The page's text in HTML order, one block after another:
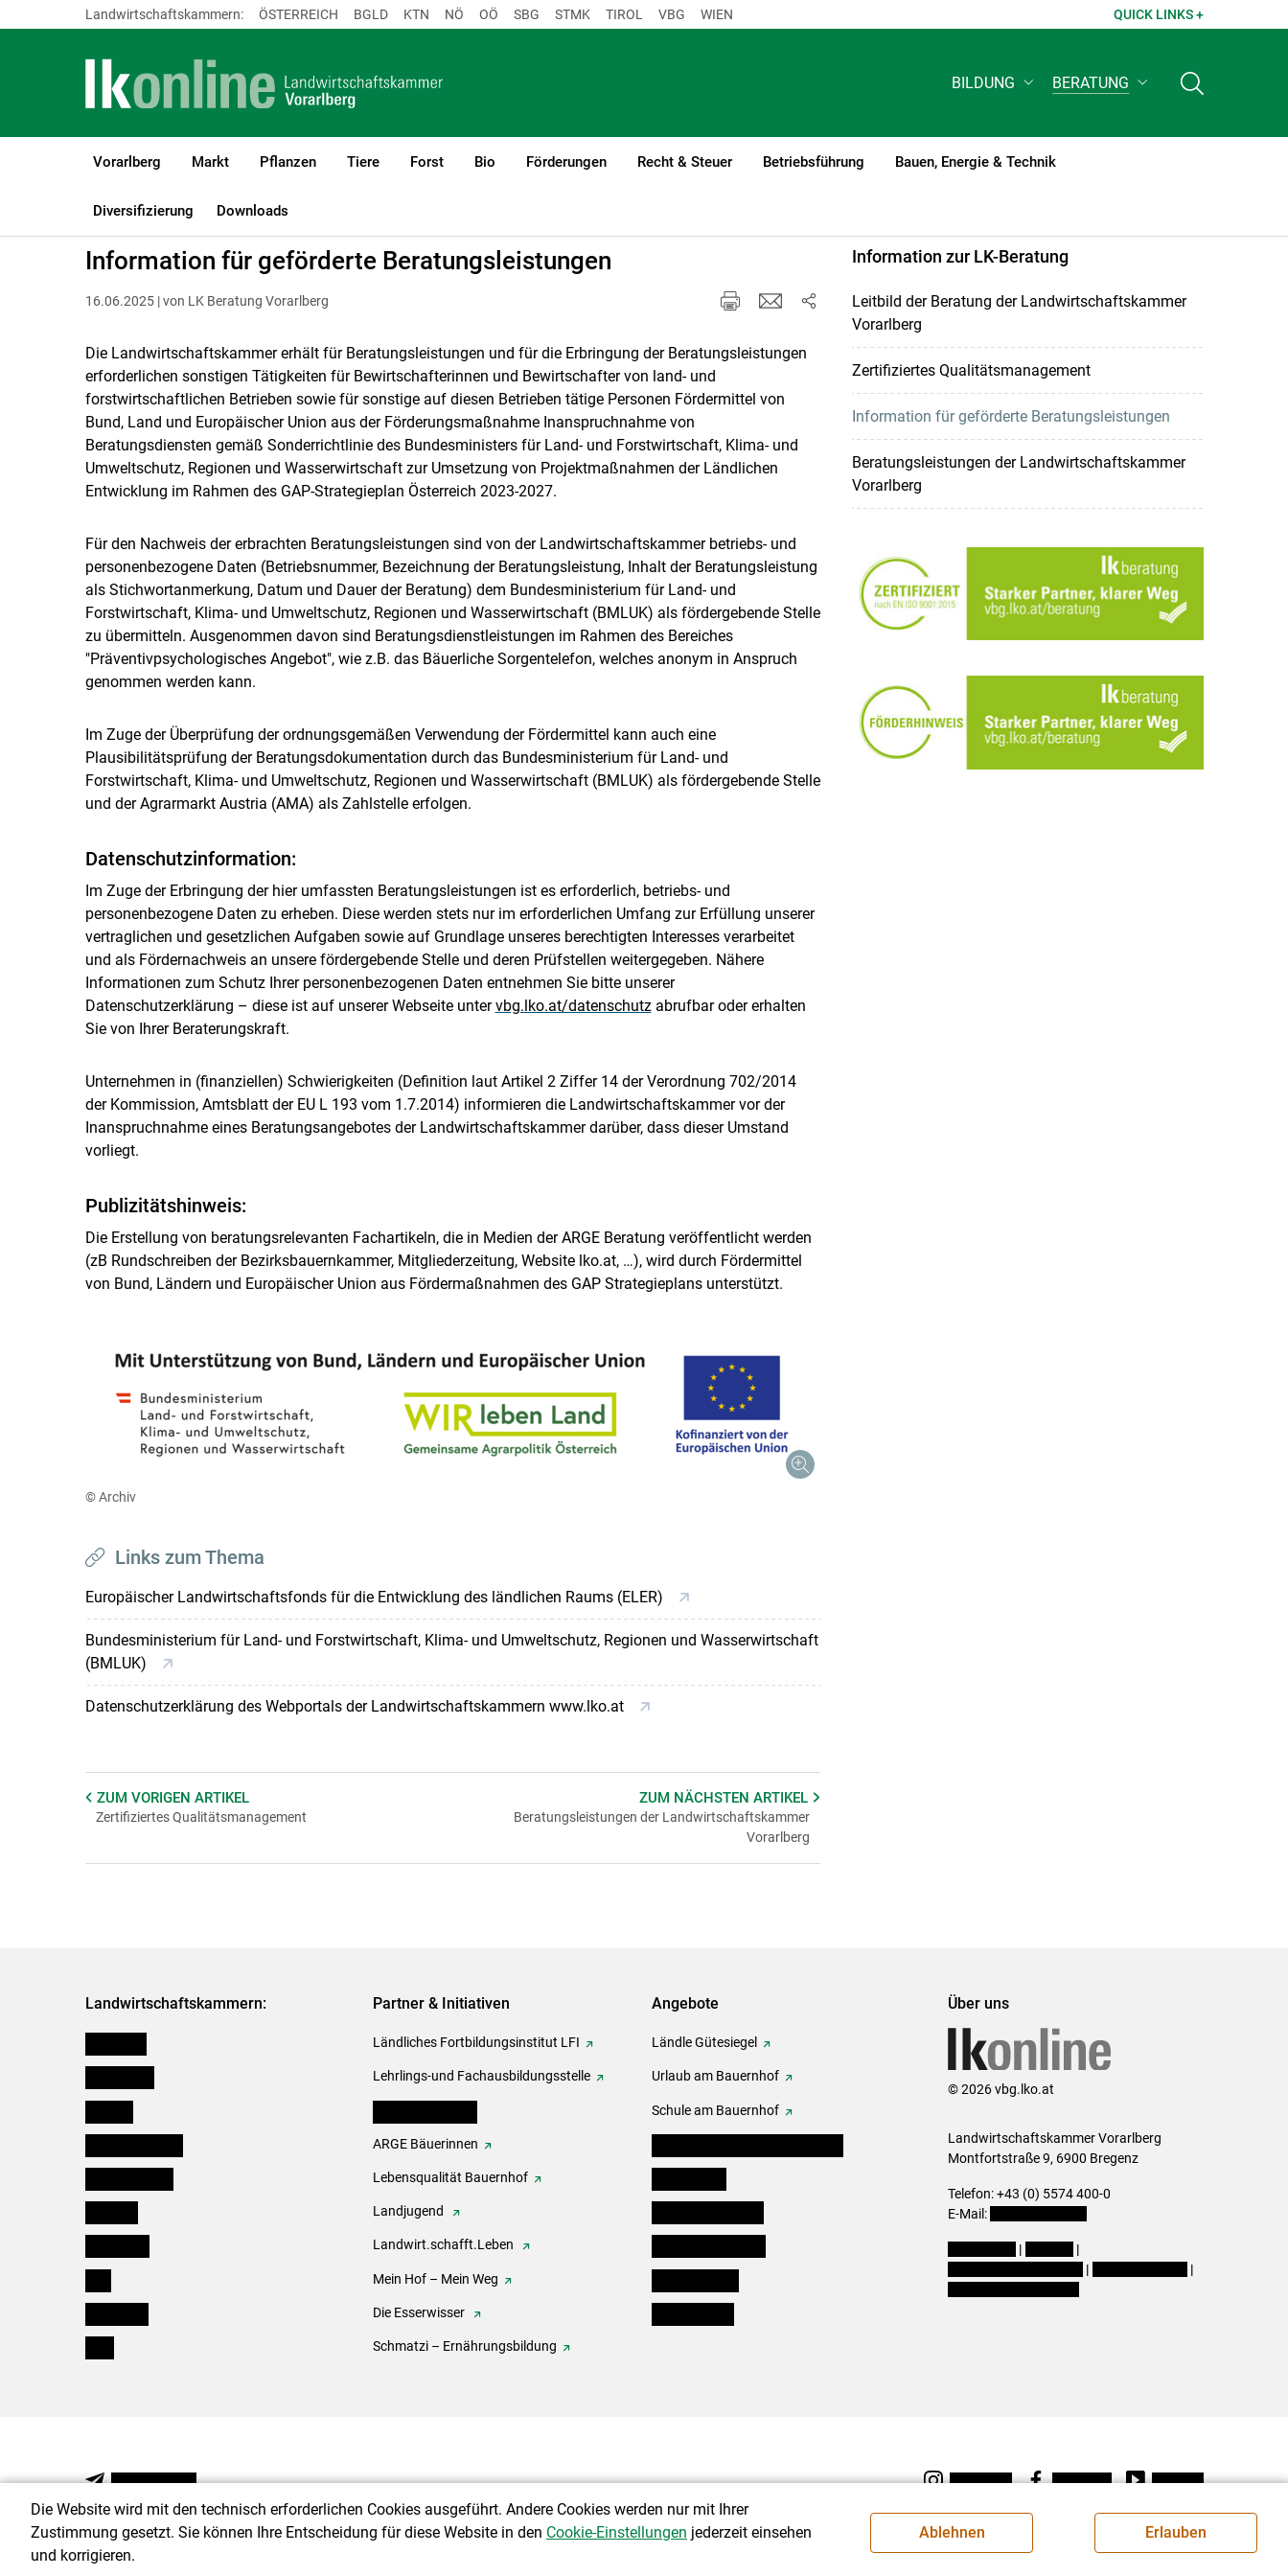
Landwirtschaftskammern: ÖSTERREICH BGLD KTN NÖ OÖ SBG STMK TIROL VBG WIEN QUICK LINKS +
BILDUNG BERATUNG
Vorarlberg Markt Pflanzen Tiere Forst Bio Förderungen Recht & Steuer Betriebsführung Bauen, Energie & Technik
Diversifizierung Downloads
LK Vorarlberg Beratung Information zur LK-Beratung
Information für geförderte Beratungsleistungen
16.06.2025 | von LK Beratung Vorarlberg
Die Landwirtschaftskammer erhält für Beratungsleistungen und für die Erbringung der Beratungsleistungen
erforderlichen sonstigen Tätigkeiten für Bewirtschafterinnen und Bewirtschafter von land- und
forstwirtschaftlichen Betrieben sowie für sonstige auf diesen Betrieben tätige Personen Fördermittel von
Bund, Land und Europäischer Union aus der Förderungsmaßnahme Inanspruchnahme von
Beratungsdiensten gemäß Sonderrichtlinie des Bundesministers für Land- und Forstwirtschaft, Klima- und
Umweltschutz, Regionen und Wasserwirtschaft zur Umsetzung von Projektmaßnahmen der Ländlichen
Entwicklung im Rahmen des GAP-Strategieplan Österreich 2023-2027.
Für den Nachweis der erbrachten Beratungsleistungen sind von der Landwirtschaftskammer betriebs- und
personenbezogene Daten (Betriebsnummer, Bezeichnung der Beratungsleistung, Inhalt der Beratungsleistung
als Stichwortanmerkung, Datum und Dauer der Beratung) dem Bundesministerium für Land- und
Forstwirtschaft, Klima- und Umweltschutz, Regionen und Wasserwirtschaft (BMLUK) als fördergebende Stelle
zu übermitteln. Ausgenommen davon sind Beratungsdienstleistungen im Rahmen des Bereiches
"Präventivpsychologisches Angebot", wie z.B. das Bäuerliche Sorgentelefon, welches anonym in Anspruch
genommen werden kann.
Im Zuge der Überprüfung der ordnungsgemäßen Verwendung der Fördermittel kann auch eine
Plausibilitätsprüfung der Beratungsdokumentation durch das Bundesministerium für Land- und
Forstwirtschaft, Klima- und Umweltschutz, Regionen und Wasserwirtschaft (BMLUK) als fördergebende Stelle
und der Agrarmarkt Austria (AMA) als Zahlstelle erfolgen.
Datenschutzinformation:
Im Zuge der Erbringung der hier umfassten Beratungsleistungen ist es erforderlich, betriebs- und
personenbezogene Daten zu erheben. Diese werden stets nur im erforderlichen Umfang zur Erfüllung unserer
vertraglichen und gesetzlichen Aufgaben sowie auf Grundlage unseres berechtigten Interesses verarbeitet
und als Fördernachweis an unsere fördergebende Stelle und deren Prüfstellen weitergegeben. Nähere
Informationen zum Schutz Ihrer personenbezogenen Daten entnehmen Sie bitte unserer
Datenschutzerklärung – diese ist auf unserer Webseite untervbg.lko.at/datenschutzabrufbar oder erhalten
Sie von Ihrer Beraterungskraft.
Unternehmen in (finanziellen) Schwierigkeiten (Definition laut Artikel 2 Ziffer 14 der Verordnung 702/2014
der Kommission, Amtsblatt der EU L 193 vom 1.7.2014) informieren die Landwirtschaftskammer vor der
Inanspruchnahme eines Beratungsangebotes der Landwirtschaftskammer darüber, dass dieser Umstand
vorliegt.
Publizitätshinweis:
Die Erstellung von beratungsrelevanten Fachartikeln, die in Medien der ARGE Beratung veröffentlicht werden
(zB Rundschreiben der Bezirksbauernkammer, Mitgliederzeitung, Website lko.at, …), wird durch Fördermittel
von Bund, Ländern und Europäischer Union aus Fördermaßnahmen des GAP Strategieplans unterstützt.
© Archiv
Links zum Thema
Europäischer Landwirtschaftsfonds für die Entwicklung des ländlichen Raums (ELER)
Bundesministerium für Land- und Forstwirtschaft, Klima- und Umweltschutz, Regionen und Wasserwirtschaft
(BMLUK)
Datenschutzerklärung des Webportals der Landwirtschaftskammern www.lko.at
ZUM VORIGEN ARTIKEL
Zertifiziertes Qualitätsmanagement
ZUM NÄCHSTENARTIKEL
Beratungsleistungen der Landwirtschaftskammer
Vorarlberg
Information zur LK-Beratung
Leitbild der Beratung der Landwirtschaftskammer
Vorarlberg
Zertifiziertes Qualitätsmanagement
Information für geförderte Beratungsleistungen
Beratungsleistungen der Landwirtschaftskammer
Vorarlberg
Landwirtschaftskammern: Partner & Initiativen
Ländliches Fortbildungsinstitut LFI
Lehrlings-und Fachausbildungsstelle
ARGE Bäuerinnen
Lebensqualität Bauernhof
Landjugend
Landwirt.schafft.Leben
Mein Hof – Mein Weg
Die Esserwisser
Schmatzi – Ernährungsbildung
Angebote
Ländle Gütesiegel
Urlaub am Bauernhof
Schule am Bauernhof
Über uns
© 2026 vbg.lko.at
Landwirtschaftskammer Vorarlberg
Montfortstraße 9, 6900 Bregenz
Telefon: +43 (0) 5574 400-0
E-Mail:
|
|
|
|
NEWSLETTER Instagram Facebook Youtube
Die Website wird mit den technisch erforderlichen Cookies ausgeführt. Andere Cookies werden nur mit Ihrer
Zustimmung gesetzt. Sie können Ihre Entscheidung für diese Website in den Cookie-Einstellungen jederzeit einsehen
und korrigieren.
Ablehnen Erlauben